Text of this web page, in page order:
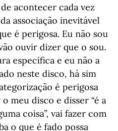
acontecer cada vez
associação inevitável
é perigosa. Eu não sou
ouvir dizer que o sou.
específica e eu não a
neste disco, há sim
é perigosa
meu disco e disser “é a
coisa”, vai fazer com
o que é fado possa